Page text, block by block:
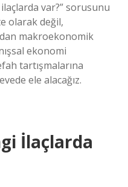
var?” sorusunu
olarak değil,
makroekonomik
ekonomi
tartışmalarına
ele alacağız.
İlaçlarda